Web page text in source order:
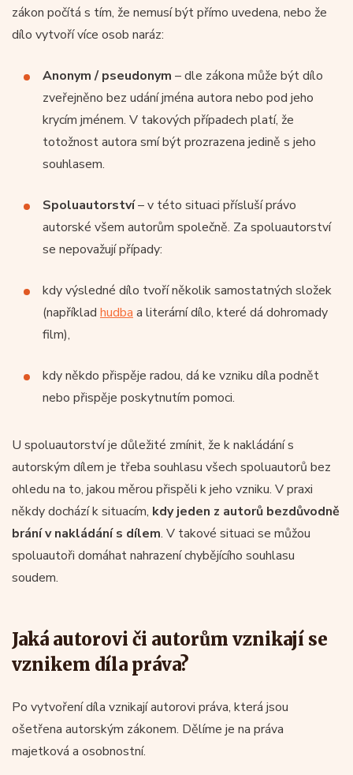
zákon počítá s tím, že nemusí být přímo uvedena, nebo že
dílo vytvoří více osob naráz:
Anonym / pseudonym – dle zákona může být dílo
zveřejněno bez udání jména autora nebo pod jeho
krycím jménem. V takových případech platí, že
totožnost autora smí být prozrazena jedině s jeho
souhlasem.
Spoluautorství– v této situaci přísluší právo
autorské všem autorům společně. Za spoluautorství
se nepovažují případy:
kdy výsledné dílo tvoří několik samostatných složek
(například hudba a literární dílo, které dá dohromady
film),
kdy někdo přispěje radou, dá ke vzniku díla podnět
nebo přispěje poskytnutím pomoci.
U spoluautorství je důležité zmínit, že k nakládání s
autorským dílem je třeba souhlasu všech spoluautorů bez
ohledu na to, jakou měrou přispěli k jeho vzniku. V praxi
někdy dochází k situacím, kdy jeden z autorů bezdůvodně
brání v nakládání s dílem. V takové situaci se můžou
spoluautoři domáhat nahrazení chybějícího souhlasu
soudem.
Jaká autorovi či autorům vznikají se
vznikem díla práva?
Po vytvoření díla vznikají autorovi práva, která jsou
ošetřena autorským zákonem. Dělíme je na práva
majetková a osobnostní.